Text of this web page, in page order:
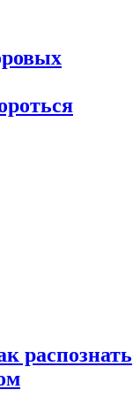
распознать